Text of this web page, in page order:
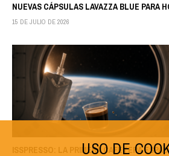
NUEVAS CÁPSULAS LAVAZZA BLUE PARA
15 DE JULIO DE 2026
ISSPRESSO: LA PRIMERA CAFETERA
USO DE